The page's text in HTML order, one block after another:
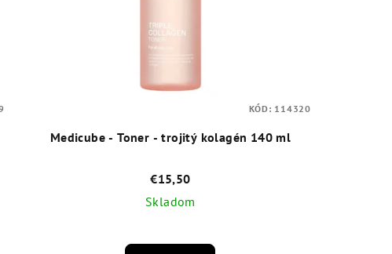
Medicube - Toner - trojitý kolagén 140 ml
€15,50
Skladom
hodnotenie
KÓD: 114320